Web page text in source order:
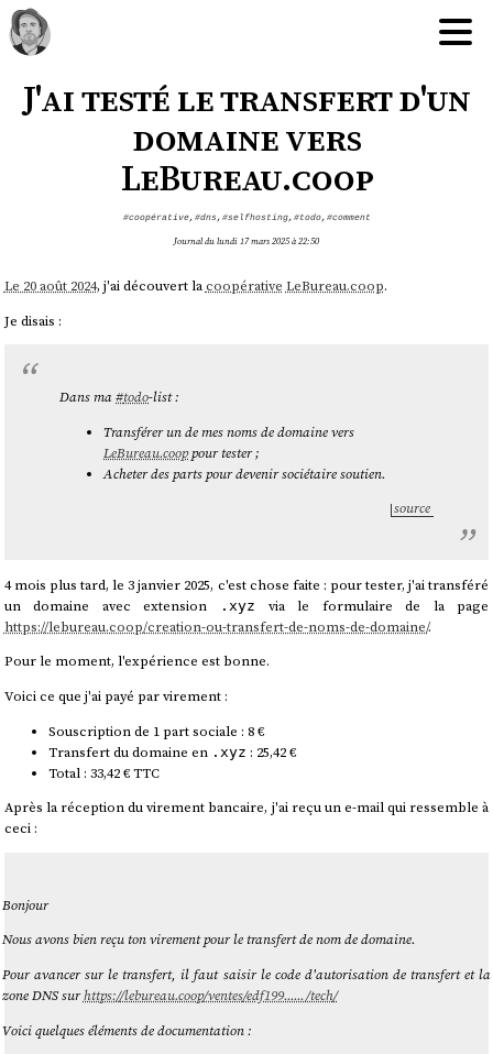
J'ai testé le transfert d'un
domaine vers
LeBureau.coop
#coopérative, #dns, #selfhosting, #todo, #comment
Journal du lundi 17 mars 2025 à 22:50
Le 20 août 2024, j'ai découvert lacoopérative LeBureau.coop.
Je disais :
Dans ma#todo-list :
Transférer un de mes noms de domaine vers
LeBureau.cooppour tester ;
Acheter des parts pour devenir sociétaire soutien.
source
4 mois plus tard, le 3 janvier 2025, c'est chose faite : pour tester, j'ai transféré
un domaine avec extension
.xyz
via le formulaire de la page
https://lebureau.coop/creation-ou-transfert-de-noms-de-domaine/.
Pour le moment, l'expérience est bonne.
Voici ce que j'ai payé par virement :
Souscription de 1 part sociale : 8 €
Transfert du domaine en .xyz : 25,42 €
Total : 33,42 € TTC
Après la réception du virement bancaire, j'ai reçu un e-mail qui ressemble à
ceci :
Bonjour
Nous avons bien reçu ton virement pour le transfert de nom de domaine.
Pour avancer sur le transfert, il faut saisir le code d'autorisation de transfert et la
zone DNS surhttps://lebureau.coop/ventes/edf199....../tech/
Voici quelques éléments de documentation :